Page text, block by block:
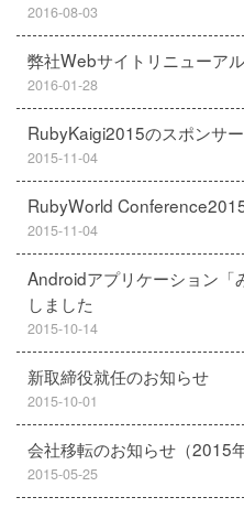
2016-08-03
弊社Webサイトリニューア
2016-01-28
RubyKaigi2015のスポンサ
2015-11-04
RubyWorld
2015-11-04
Androidアプリケーション「
しました
2015-10-14
新取締役就任のお知らせ
2015-10-01
会社移転のお知らせ（2015年
2015-05-25